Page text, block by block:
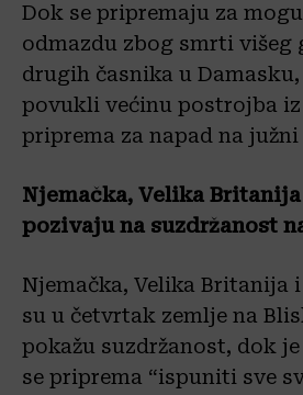
Dok se pripremaju za
odmazdu zbog smrti višeg
drugih časnika u
povukli većinu postrojba iz
priprema za napad na
Njemačka, Velika
pozivaju na suzdržanost
Njemačka, Velika Britanija
su u četvrtak zemlje na
pokažu suzdržanost, dok
se priprema “ispuniti sve